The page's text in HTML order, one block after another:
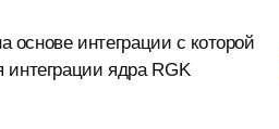
основе интеграции с которой
ядра RGK